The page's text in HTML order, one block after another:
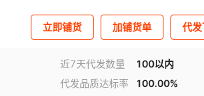
立即铺货 加铺货单 代
近7天代发数量
100以内
代发品质达标率
100.00%